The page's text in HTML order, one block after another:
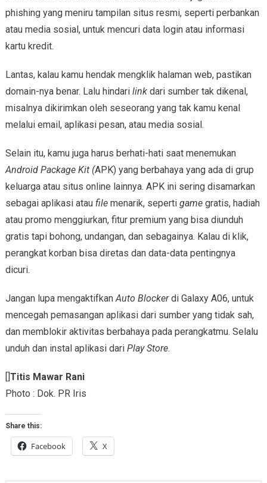
phishing yang meniru tampilan situs resmi, seperti perbankan
atau media sosial, untuk mencuri data login atau informasi
kartu kredit.
Lantas, kalau kamu hendak mengklik halaman web, pastikan
domain-nya benar. Lalu hindarilinkdari sumber tak dikenal,
misalnya dikirimkan oleh seseorang yang tak kamu kenal
melalui email, aplikasi pesan, atau media sosial.
Selain itu, kamu juga harus berhati-hati saat menemukan
Android Package Kit (APK) yang berbahaya yang ada di grup
keluarga atau situs online lainnya. APK ini sering disamarkan
sebagai aplikasi ataufilemenarik, sepertigamegratis, hadiah
atau promo menggiurkan, fitur premium yang bisa diunduh
gratis tapi bohong, undangan, dan sebagainya. Kalau di klik,
perangkat korban bisa diretas dan data-data pentingnya
dicuri.
Jangan lupa mengaktifkan Auto Blockerdi Galaxy A06, untuk
mencegah pemasangan aplikasi dari sumber yang tidak sah,
dan memblokir aktivitas berbahaya pada perangkatmu. Selalu
unduh dan instal aplikasi dari Play Store.
[]Titis Mawar Rani
Photo : Dok. PR Iris
Share this:
Facebook X